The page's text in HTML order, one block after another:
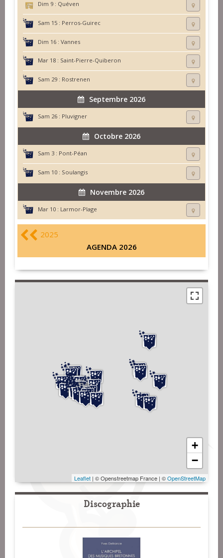
Dim 9 : Quéven
Sam 15 : Perros-Guirec
Dim 16 : Vannes
Mar 18 : Saint-Pierre-Quiberon
Sam 29 : Rostrenen
Septembre 2026
Sam 26 : Pluvigner
Octobre 2026
Sam 3 : Pont-Péan
Sam 10 : Soulangis
Novembre 2026
Mar 10 : Larmor-Plage
2025
AGENDA 2026
+
−
Leaflet | © Openstreetmap France | ©OpenStreetMap
Discographie